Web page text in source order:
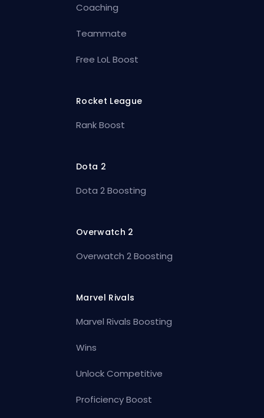
Coaching
Teammate
Free LoL Boost
Rocket League
Rank Boost
Dota 2
Dota 2 Boosting
Overwatch 2
Overwatch 2 Boosting
Marvel Rivals
Marvel Rivals Boosting
Wins
Unlock Competitive
Proficiency Boost